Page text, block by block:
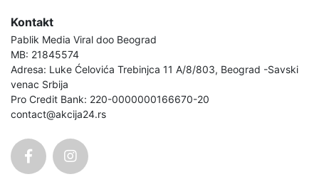
Kontakt
Pablik Media Viral doo Beograd
MB: 21845574
Adresa: Luke Ćelovića Trebinjca 11 A/8/803, Beograd -Savski
venac Srbija
Pro Credit Bank: 220-0000000166670-20
contact@akcija24.rs